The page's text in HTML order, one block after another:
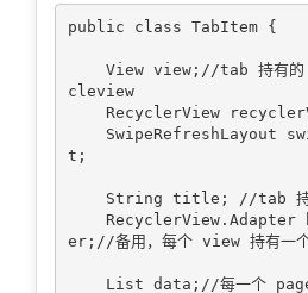
public class TabItem {
cleview
t;
er;//备用，每个 view 持有一